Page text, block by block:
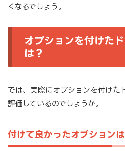
くなるでしょう。
オプションを付けた
は？
では、実際にオプションを付けた
評価しているのでしょうか。
付けて良かったオプションは